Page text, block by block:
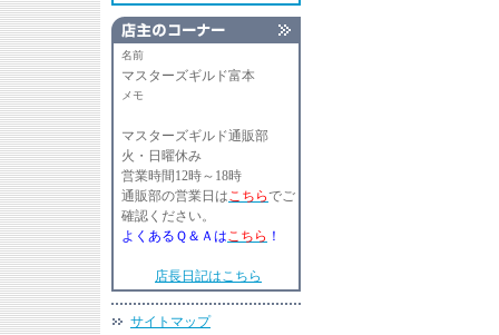
名前
マスターズギルド富本
メモ
マスターズギルド通販部
火・日曜休み
営業時間12時～18時
通販部の営業日はこちらでご
確認ください。
よくあるＱ＆Ａはこちら ！
店長日記はこちら
サイトマップ